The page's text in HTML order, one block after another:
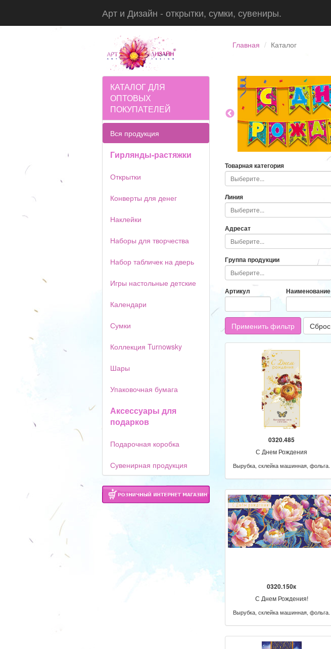
Арт и Дизайн - открытки, сумки, сувениры.
Главная Каталог
КАТАЛОГ ДЛЯ
ОПТОВЫХ
ПОКУПАТЕЛЕЙ
Вся продукция
Гирлянды-растяжки
Открытки
Конверты для денег
Наклейки
Наборы для творчества
Набор табличек на дверь
Игры настольные детские
Календари
Сумки
Коллекция Turnowsky
Шары
Упаковочная бумага
Аксессуары для
подарков
Подарочная коробка
Сувенирная продукция
Товарная категория
Линия
Адресат
Группа продукции
Артикул Наименование
Применить фильтр Сброс
0320.485
С Днем Рождения
Вырубка, склейка машинная, фольга.
0320.150к
С Днем Рождения!
Вырубка, склейка машинная, фольга.